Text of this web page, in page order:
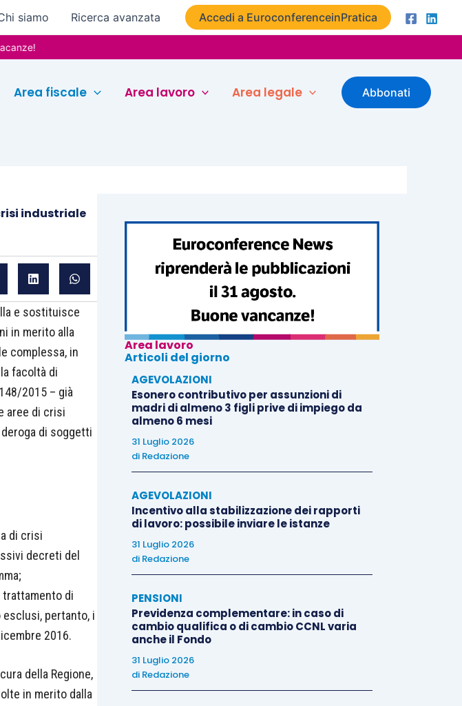
siamo Ricerca avanzata Accedi a EuroconferenceinPratica
Area fiscale Area lavoro Area legale Abbonati
industriale
e sostituisce
in merito alla
complessa, in
facoltà di
2015 – già
aree di crisi
di soggetti
di crisi
decreti del
trattamento di
pertanto, i
2016.
della Regione,
in merito dalla
Area lavoro
Articoli del giorno
AGEVOLAZIONI
Esonero contributivo per assunzioni di
madri di almeno 3 figli prive di impiego da
almeno 6 mesi
31 Luglio 2026
di Redazione
AGEVOLAZIONI
Incentivo alla stabilizzazione dei rapporti
di lavoro: possibile inviare le istanze
31 Luglio 2026
di Redazione
PENSIONI
Previdenza complementare: in caso di
cambio qualifica o di cambio CCNL varia
anche il Fondo
31 Luglio 2026
di Redazione